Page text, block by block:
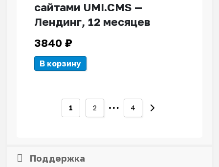
сайтами UMI.CMS —
Лендинг, 12 месяцев
3840 ₽
В корзину
1 2 … 4
Поддержка